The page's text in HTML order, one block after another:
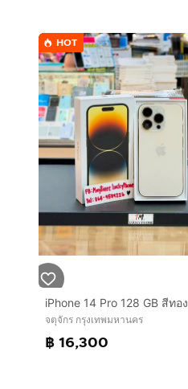
HOT
จตุจักร กรุงเทพมหานคร
฿ 16,300